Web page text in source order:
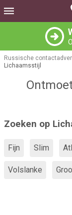
Russische
Lichaamsstijl
Zoeken op
Fijn Slim
Volslanke